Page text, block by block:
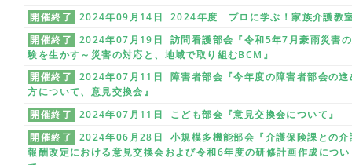
開催終了
2024年09月14日 2024年度 プロに学ぶ！家族介護教
開催終了
2024年07月19日 訪問看護部会『令和5年7月豪雨災害
験を生かす～災害の対応と、地域で取り組むBCM』
開催終了
2024年07月11日 障害者部会『今年度の障害者部会の進
方について、意見交換会』
開催終了
2024年07月11日 こども部会『意見交換会について』
開催終了
2024年06月28日 小規模多機能部会『介護保険課との介
報酬改定における意見交換会および令和6年度の研修計画作成につい